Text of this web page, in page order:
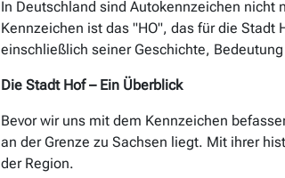
In Deutschland sind Autokennzeichen nicht
Kennzeichen ist das "HO", das für die Stadt
einschließlich seiner Geschichte,
Die Stadt Hof – Ein Überblick
Bevor wir uns mit dem Kennzeichen
an der Grenze zu Sachsen liegt. Mit ihrer
der Region.